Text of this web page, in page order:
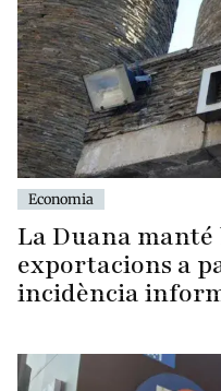
Economia
La Duana manté
exportacions a
incidència